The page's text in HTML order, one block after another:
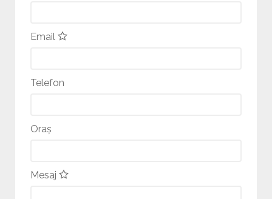
Email
Telefon
Oraș
Mesaj